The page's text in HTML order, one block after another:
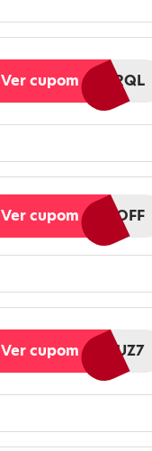
ARQL
Ver cupom
LG5OFF
Ver cupom
LGMELIUZ7
Ver cupom